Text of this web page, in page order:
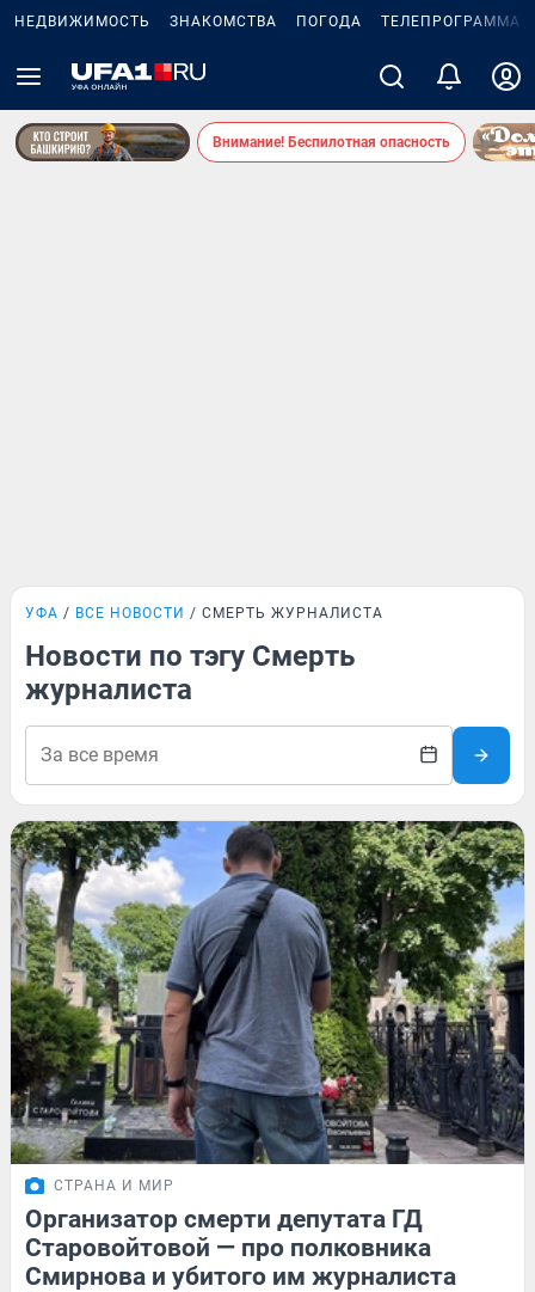
НЕДВИЖИМОСТЬ ЗНАКОМСТВА ПОГОДА ТЕЛЕПРОГРАММА
Внимание! Беспилотная опасность
УФА ВСЕ НОВОСТИ СМЕРТЬ ЖУРНАЛИСТА
Новости по тэгу Смерть
журналиста
СТРАНА И МИР
Организатор смерти депутата ГД
Старовойтовой — про полковника
Смирнова и убитого им журналиста